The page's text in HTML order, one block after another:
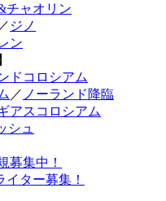
チャオリン
／ ジノ
ン
ドコロシアム
／ ノーランド降臨
アスコロシアム
シュ
募集中！
ター募集！